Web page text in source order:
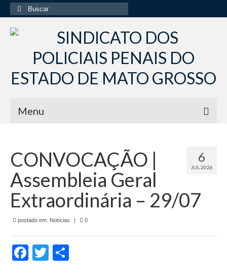
Buscar
por:
Menu
Institucional
Diretoria Sindsppen
Histórico do Sindsppen
Histórico do Sistema Penitenciário do Estado
Formulário de Requerimento Padrão Sindsppen
6
JUL 2026
CONVOCAÇÃO |
Assembleia Geral
Extraordinária – 29/07
postado em: Notícias | 0
Facebook
Twitter